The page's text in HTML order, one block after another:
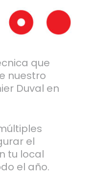
que
nuestro
Duval en
el
tu local
el año.